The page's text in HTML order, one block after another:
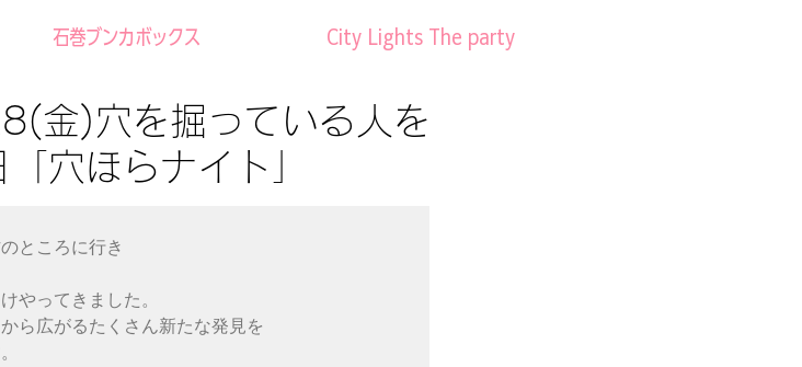
石巻ブンカボックス City Lights The party
金)穴を掘っている人を
穴ほらナイト」
ところに行き
やってきました。
ら広がるたくさん新たな発見を